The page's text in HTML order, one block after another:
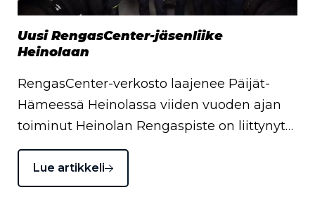
Uusi RengasCenter-jäsenliike
Heinolaan
RengasCenter-verkosto laajenee Päijät-
Hämeessä Heinolassa viiden vuoden ajan
toiminut Heinolan Rengaspiste on liittynyt…
Lue artikkeli